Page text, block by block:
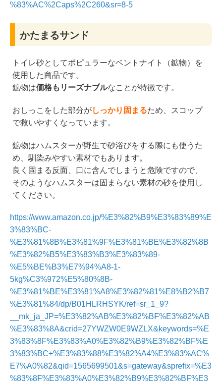
%83%AC%2Caps%2C260&sr=8-5
かたまるサンド
トイレ砂としてポピュラーなベントナイト（鉱物）を
使用した商品です。
鉱物は価格もリーズナブルなことが特徴です。
おしっこをした部分がしっかり固まるため、スコップ
で救いやすくなっています。
鉱物はハムスターが野生で砂浴びをする際にも使うた
め、馴染みやすい素材でもあります。
良く固まる反面、口に含んでしまうと危険ですので、
そのようなハムスターは固まらない素材の砂を使用し
てください。
https://www.amazon.co.jp/%E3%82%B9%E3%83%89%E
3%83%BC-
%E3%81%8B%E3%81%9F%E3%81%BE%E3%82%8B
%E3%82%B5%E3%83%B3%E3%83%89-
%E5%BE%B3%E7%94%A8-1-
5kg%C3%972%E5%80%8B-
%E3%81%BE%E3%81%A8%E3%82%81%E8%B2%B7
%E3%81%84/dp/B01HLRHSYK/ref=sr_1_9?
__mk_ja_JP=%E3%82%AB%E3%82%BF%E3%82%AB
%E3%83%8A&crid=27YWZW0E9WZLX&keywords=%E
3%83%8F%E3%83%A0%E3%82%B9%E3%82%BF%E
3%83%BC+%E3%83%88%E3%82%A4%E3%83%AC%
E7%A0%82&qid=1565699501&s=gateway&sprefix=%E3
%83%8F%E3%83%A0%E3%82%B9%E3%82%BF%E3